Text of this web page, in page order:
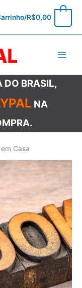
R$0,00
DO BRASIL,
NA
Casa